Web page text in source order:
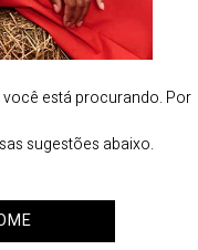
está procurando. Por
sugestões abaixo.